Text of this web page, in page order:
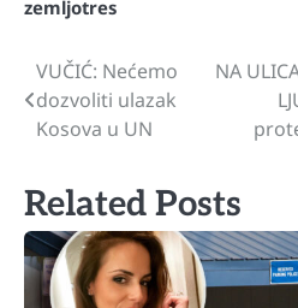
zemljotres
Navigacija
članaka
VUČIĆ: Nećemo
dozvoliti ulazak
Kosova u UN
NA
Related Posts